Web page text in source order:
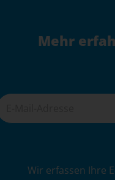
Mehr
Wir erfassen Ihre